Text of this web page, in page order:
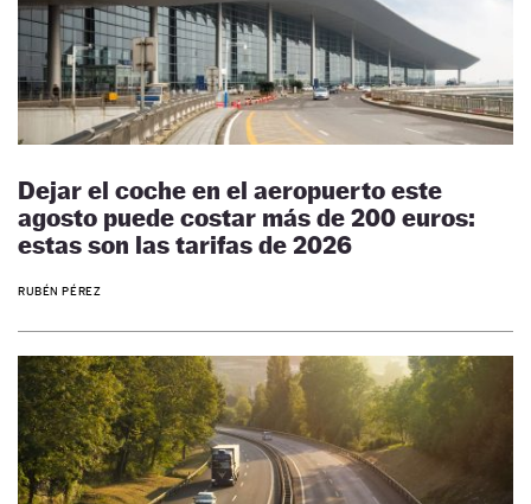
Dejar el coche en el aeropuerto este
agosto puede costar más de 200 euros:
estas son las tarifas de 2026
RUBÉN PÉREZ